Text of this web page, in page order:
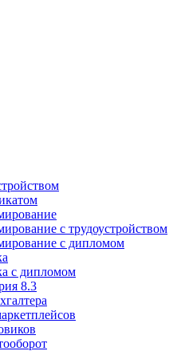
с трудоустройством
с дипломом
с дипломом
8.3